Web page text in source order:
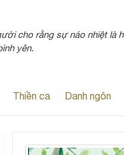
cho rằng sự náo nhiệt là
yên.
Thiền ca Danh ngôn